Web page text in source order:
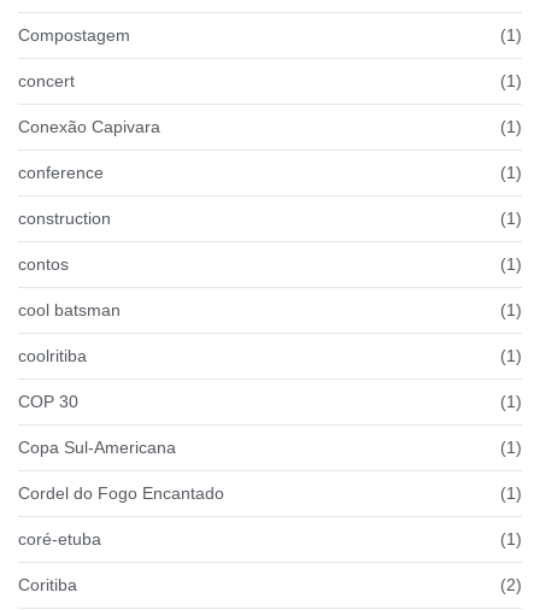
Compostagem (1)
concert (1)
Conexão Capivara (1)
conference (1)
construction (1)
contos (1)
cool batsman (1)
coolritiba (1)
COP 30 (1)
Copa Sul-Americana (1)
Cordel do Fogo Encantado (1)
coré-etuba (1)
Coritiba (2)